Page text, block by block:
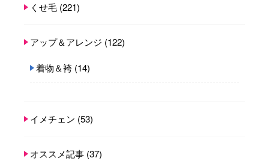
くせ毛 (221)
アップ＆アレンジ (122)
着物＆袴 (14)
イメチェン (53)
オススメ記事 (37)